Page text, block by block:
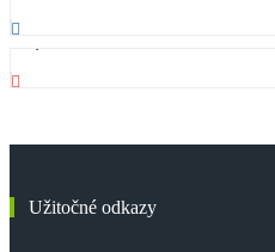
Užitočné odkazy